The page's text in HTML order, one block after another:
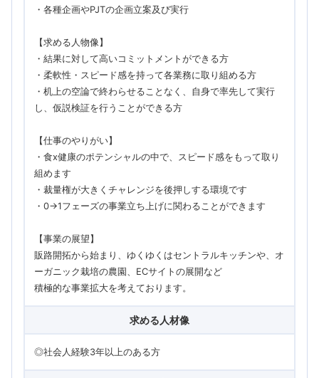
・各種企画やPJTの企画立案及び実行
【求める人物像】
・結果に対して高いコミットメントができる方
・柔軟性・スピード感を持って各業務に取り組める方
・机上の空論で終わらせることなく、自身で率先して実行
し、仮説検証を行うことができる方
【仕事のやりがい】
・食x健康のポテンシャルの中で、スピード感をもって取り
組めます
・裁量権が大きくチャレンジを後押しする環境です
・0→1フェーズの事業立ち上げに関わることができます
【事業の展望】
販路開拓から始まり、ゆくゆくはセントラルキッチンや、オ
ーガニック栽培の農園、ECサイトの展開など
積極的な事業拡大を考えております。
求める人材像
◎社会人経験3年以上のある方